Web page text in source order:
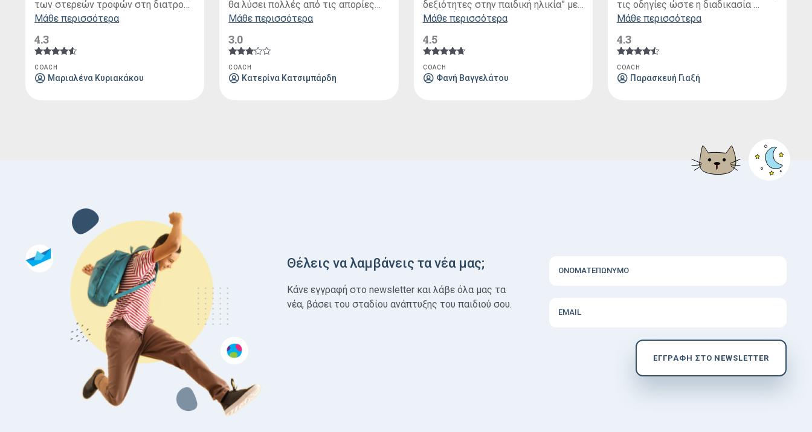
των στερεών τροφών στη διατροφή
του μωρού σας. Σύμφωνα με αυτή τη
προσέγγιση, το παιδί είναι εκείνο
που παίρνει την πρωτοβουλία για το
πως θα φάει, ενώ αρχή της είναι να
πολτοποιημένων τροφίμων.
Μάθε περισσότερα
4.3
Βαθμολογήθηκε
με
4.33
COACH
Μαριαλένα Κυριακάκου
θα λύσει πολλές από τις απορίες
που έχουν όλοι οι νέοι γονείς για το
πρώτο καιρό με το μωράκι μας στο
σπίτι!
Μάθε περισσότερα
3.0
Βαθμολογήθηκε
με
3.00
COACH
Κατερίνα Κατσιμπάρδη
δεξιότητες στην παιδική ηλικία” με
την βοήθεια της λογοθεραπεύτριας
Φανή Βαγγελάτου
τομείς ανάπτυξης ενός παιδιού
αλλά και πώς αυτοί λειτουργούν
γλώσσας. Θα δούμε αναλυτικά ποιες
είναι οι γλωσσικές δεξιότητες, που
Μάθε περισσότερα
4.5
Βαθμολογήθηκε
με
4.50
COACH
Φανή Βαγγελάτου
τις οδηγίες ώστε η διαδικασία
σίτισης με μπιμπερό να γίνει με
απόλυτη ασφάλεια για το μωρό μας.
Μάθε περισσότερα
4.3
Βαθμολογήθηκε
με
4.25
COACH
Παρασκευή Γιαξή
Θέλεις να λαμβάνεις τα νέα μας;
Κάνε εγγραφή στο newsletter και λάβε όλα μας τα
νέα, βάσει του σταδίου ανάπτυξης του παιδιού σου.
ΟΝΟΜΑΤΕΠΩΝΥΜΟ
EMAIL
EΓΓΡΑΦΗ ΣΤΟ NEWSLETTER